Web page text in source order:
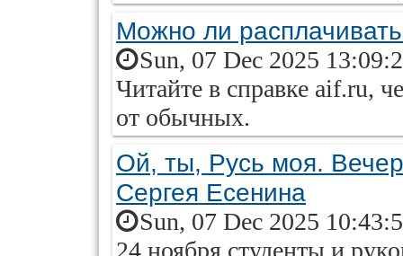
Можно ли
Sun, 07 Dec 2025
Читайте в справке aif.ru,
от обычных.
Ой, ты, Русь моя.
Сергея Есенина
Sun, 07 Dec 2025
24 ноября студенты и